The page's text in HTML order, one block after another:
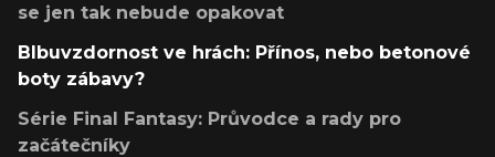
se jen tak nebude opakovat
Blbuvzdornost ve hrách: Přínos, nebo betonové
boty zábavy?
Série Final Fantasy: Průvodce a rady pro
začátečníky